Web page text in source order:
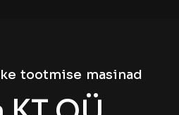
tootmise masinad